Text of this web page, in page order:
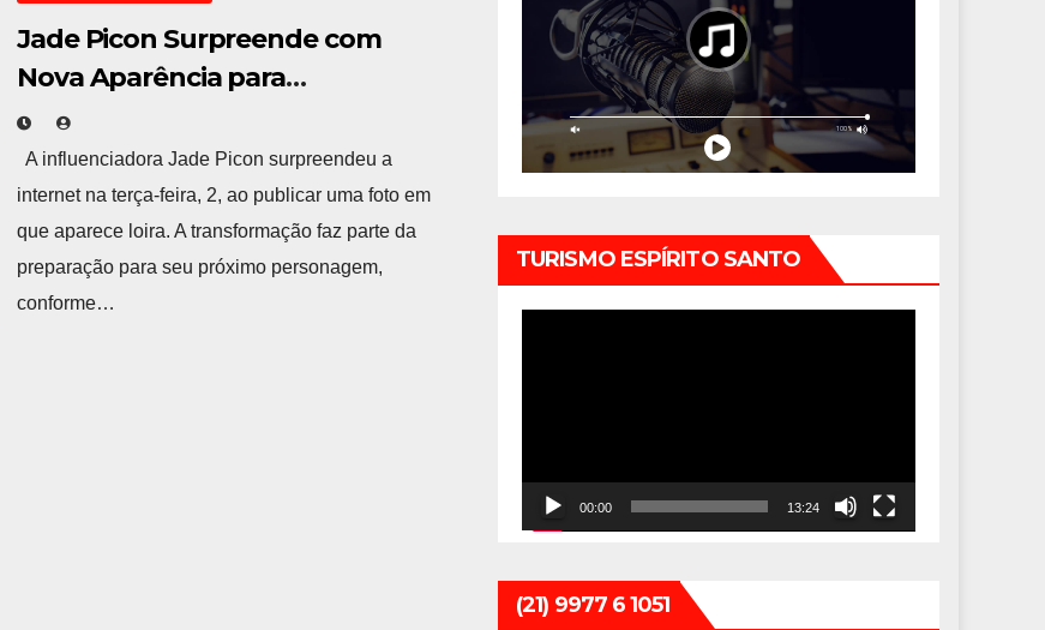
Jade Picon Surpreende com
Nova Aparência para
Personagem em Próxima Novela
A influenciadora Jade Picon surpreendeu a
internet na terça-feira, 2, ao publicar uma foto em
que aparece loira. A transformação faz parte da
preparação para seu próximo personagem,
conforme…
TURISMO ESPÍRITO SANTO
00:00 13:24
(21) 9977 6 1051